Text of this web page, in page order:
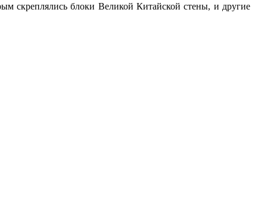
скреплялись блоки Великой Китайской стены, и другие